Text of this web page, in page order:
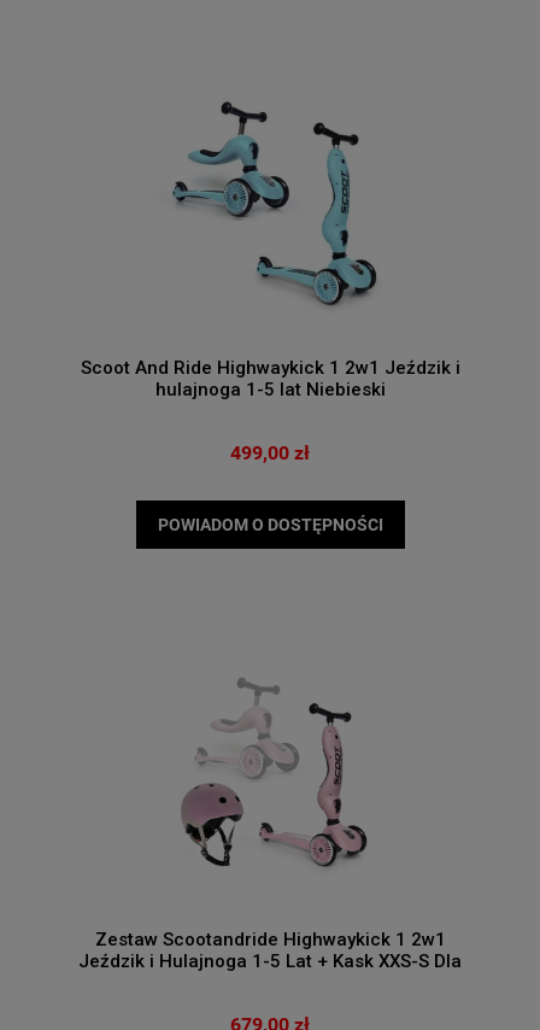
Scoot And Ride Highwaykick 1 2w1 Jeździk i
hulajnoga 1-5 lat Niebieski
499,00 zł
POWIADOM O DOSTĘPNOŚCI
Zestaw Scootandride Highwaykick 1 2w1
Jeździk i Hulajnoga 1-5 Lat + Kask XXS-S Dla
679,00 zł